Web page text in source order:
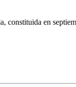
en